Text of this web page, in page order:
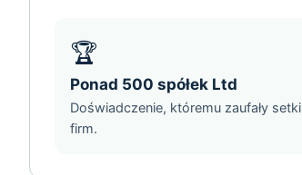
🏆
Ponad 500 spółek Ltd
Doświadczenie, któremu zaufały setki
firm.